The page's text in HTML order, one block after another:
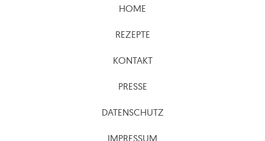
HOME
REZEPTE
KONTAKT
PRESSE
DATENSCHUTZ
IMPRESSUM